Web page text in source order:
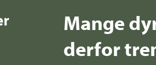
Mange
derfor